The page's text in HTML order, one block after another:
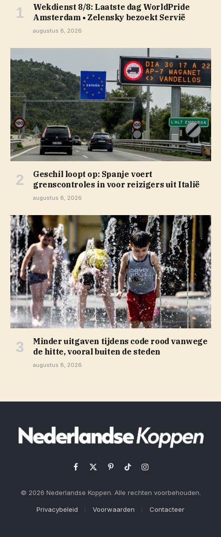
Wekdienst 8/8: Laatste dag WorldPride
Amsterdam • Zelensky bezoekt Servië
augustus 8, 2026
Geschil loopt op: Spanje voert
grenscontroles in voor reizigers uit Italië
augustus 8, 2026
Minder uitgaven tijdens code rood vanwege
de hitte, vooral buiten de steden
augustus 8, 2026
Facebook
X
PinterestTikTokInstagram
© 2026 Nederlandse Koppen. Alle rechten voorbehouden.
Privacybeleid Voorwaarden Contacteer